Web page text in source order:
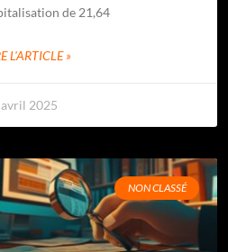
de 21,64
L'ARTICLE »
2025
NON CLASSÉ